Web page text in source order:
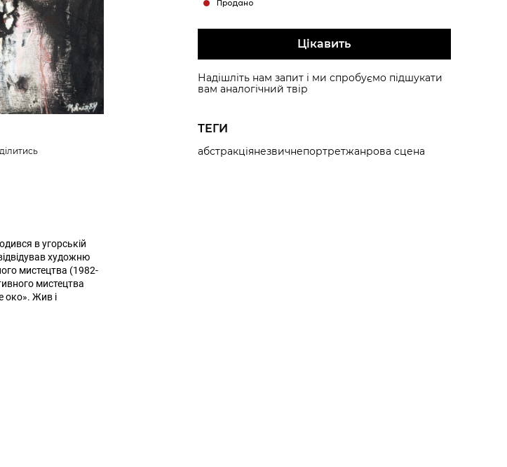
в угорській
художню
мистецтва (1982-
мистецтва
око». Жив і
Продано
Цікавить
Надішліть нам запит і ми спробуємо підшукати
вам аналогічний твір
ТЕГИ
абстракціянезвичнепортретжанрова сцена